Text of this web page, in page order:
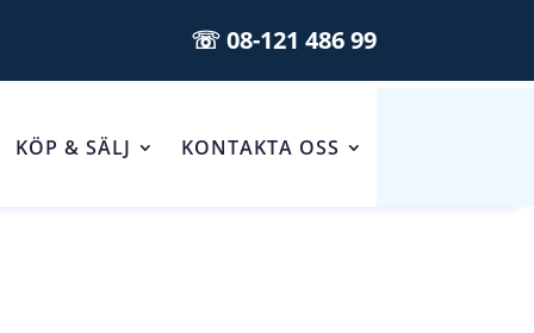
☏ 08-121 486 99
KÖP & SÄLJ KONTAKTA OSS